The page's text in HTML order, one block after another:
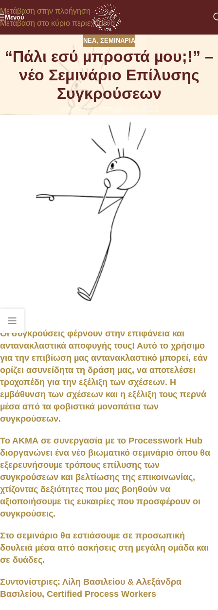
Μετάβαση στην πλοήγηση
Μετάβαση στο κύριο περιεχόμενο
Μενού
ΝΈΑ, ΣΕΜΙΝΆΡΙΑ
“Πάλι εσύ µπροστά µου;!” –
νέο Σεμινάριο Επίλυσης
Συγκρούσεων
Ενεργό 4 Σεπτεμβρίου, 2023
Οι συγκρούσεις φέρνουν στην επιφάνεια και
αντανακλαστικά αποφυγής τους! Αυτό το χρήσιµο
για την επιβίωση µας αντανακλαστικό µπορεί, εάν
ορίζει ασυνείδητα τη δράση µας, να αποτελέσει
τροχοπέδη για την εξέλιξη των σχέσεων. Η
εµβάθυνση των σχέσεων και η εξέλιξη τους περνά
µέσα από τα φοβιστικά µονοπάτια των
συγκρούσεων.
Το ΑΚΜΑ σε συνεργασία με το Processwork Hub
διοργανώνει ένα νέο βιωματικό σεμινάριο όπου θα
εξερευνήσουµε τρόπους επίλυσης των
συγκρούσεων και βελτίωσης της επικοινωνίας,
χτίζοντας δεξιότητες που µας βοηθούν να
αξιοποιήσουµε τις ευκαιρίες που προσφέρουν οι
συγκρούσεις.
Στο σεμινάριο θα εστιάσουµε σε προσωπική
δουλειά µέσα από ασκήσεις στη µεγάλη οµάδα και
σε δυάδες.
Συντονίστριες: Λίλη Βασιλείου & Αλεξάνδρα
Βασιλείου, Certified Process Workers